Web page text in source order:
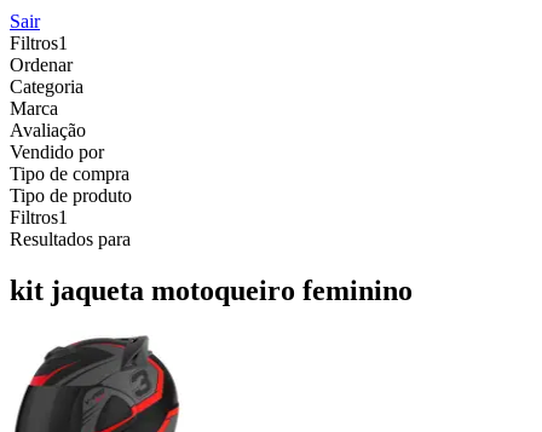
Sair
Filtros1
Ordenar
Categoria
Marca
Avaliação
Vendido por
Tipo de compra
Tipo de produto
Filtros1
Resultados para
kit jaqueta motoqueiro feminino